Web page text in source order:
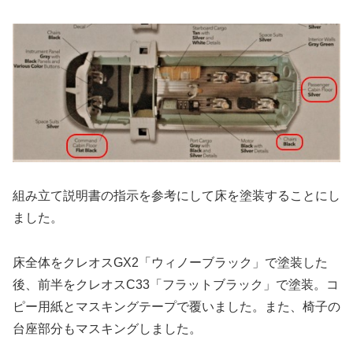
組み立て説明書の指示を参考にして床を塗装することにし
ました。
床全体をクレオスGX2「ウィノーブラック」で塗装した
後、前半をクレオスC33「フラットブラック」で塗装。コ
ピー用紙とマスキングテープで覆いました。また、椅子の
台座部分もマスキングしました。